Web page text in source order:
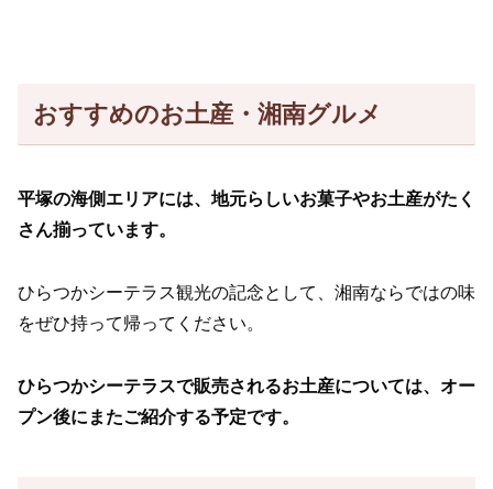
おすすめのお土産・湘南グルメ
平塚の海側エリアには、地元らしいお菓子やお土産がたく
さん揃っています。
ひらつかシーテラス観光の記念として、湘南ならではの味
をぜひ持って帰ってください。
ひらつかシーテラスで販売されるお土産については、オー
プン後にまたご紹介する予定です。